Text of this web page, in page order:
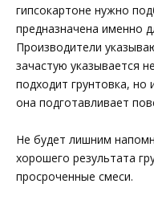
гипсокартоне нужно
предназначена именно
Производители
зачастую указывается
подходит грунтовка, но
она подготавливает
Не будет лишним
хорошего результата
просроченные смеси.